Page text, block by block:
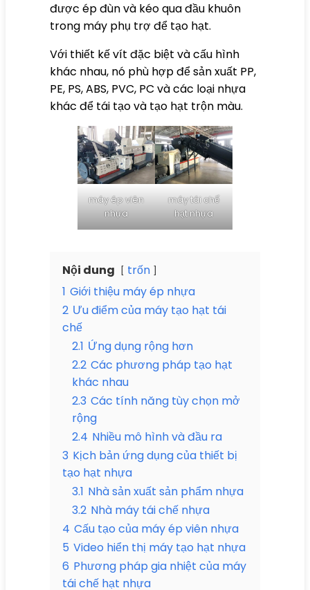
được ép đùn và kéo qua đầu khuôn
trong máy phụ trợ để tạo hạt.
Với thiết kế vít đặc biệt và cấu hình
khác nhau, nó phù hợp để sản xuất PP,
PE, PS, ABS, PVC, PC và các loại nhựa
khác để tái tạo và tạo hạt trộn màu.
máy ép viên
nhựa
máy tái chế
hạt nhựa
Nội dung
trốn
1 Giới thiệu máy ép nhựa
2 Ưu điểm của máy tạo hạt tái
chế
2.1 Ứng dụng rộng hơn
2.2 Các phương pháp tạo hạt
khác nhau
2.3 Các tính năng tùy chọn mở
rộng
2.4 Nhiều mô hình và đầu ra
3 Kịch bản ứng dụng của thiết bị
tạo hạt nhựa
3.1 Nhà sản xuất sản phẩm nhựa
3.2 Nhà máy tái chế nhựa
4 Cấu tạo của máy ép viên nhựa
5 Video hiển thị máy tạo hạt nhựa
6 Phương pháp gia nhiệt của máy
tái chế hạt nhựa